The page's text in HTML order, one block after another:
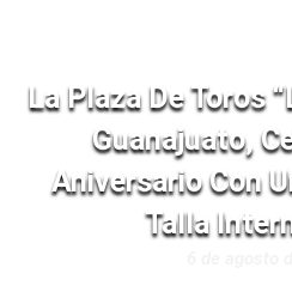
La Plaza De Toros
Guanajuato,
Aniversario Con
Talla